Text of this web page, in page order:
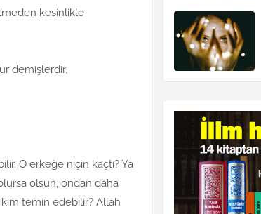
kesinlikle
demişlerdir.
O erkeğe niçin kaçtı? Ya
olsun, ondan daha
temin edebilir? Allah